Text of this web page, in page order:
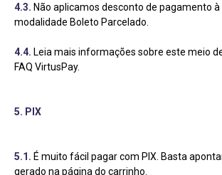
4.3. Não aplicamos desconto de pagamento
modalidade Boleto Parcelado.
4.4. Leia mais informações sobre este meio
FAQ VirtusPay.
5. PIX
5.1. É muito fácil pagar com PIX. Basta
gerado na página do carrinho.